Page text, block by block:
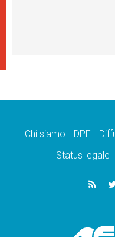
Chi siamo DPF
Status legale